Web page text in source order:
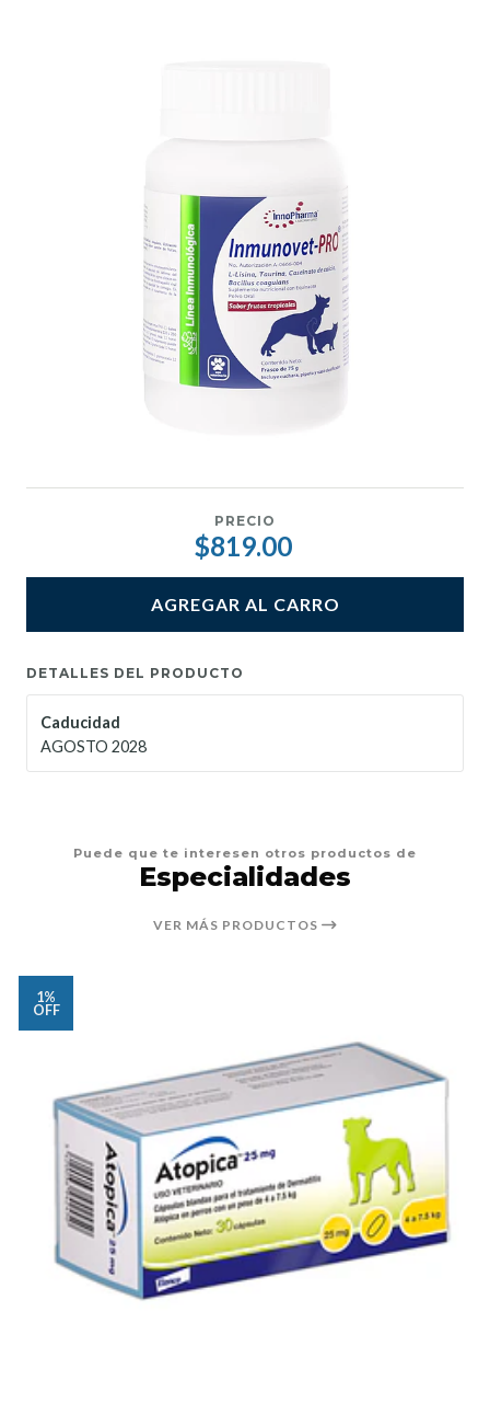
PRECIO
$819.00
AGREGAR AL CARRO
DETALLES DEL PRODUCTO
Caducidad
AGOSTO 2028
Puede que te interesen otros productos de
Especialidades
VER MÁS PRODUCTOS
1%
OFF